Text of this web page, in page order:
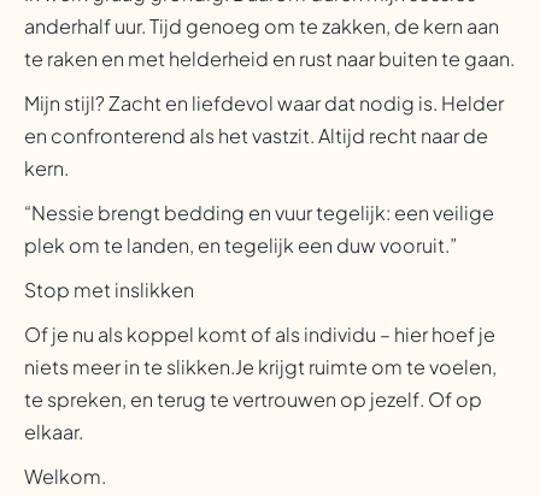
anderhalf uur. Tijd genoeg om te zakken, de kern aan
te raken en met helderheid en rust naar buiten te gaan.
Mijn stijl? Zacht en liefdevol waar dat nodig is. Helder
en confronterend als het vastzit. Altijd recht naar de
kern.
“Nessie brengt bedding en vuur tegelijk: een veilige
plek om te landen, en tegelijk een duw vooruit.”
Stop met inslikken
Of je nu als koppel komt of als individu – hier hoef je
niets meer in te slikken.Je krijgt ruimte om te voelen,
te spreken, en terug te vertrouwen op jezelf. Of op
elkaar.
Welkom.